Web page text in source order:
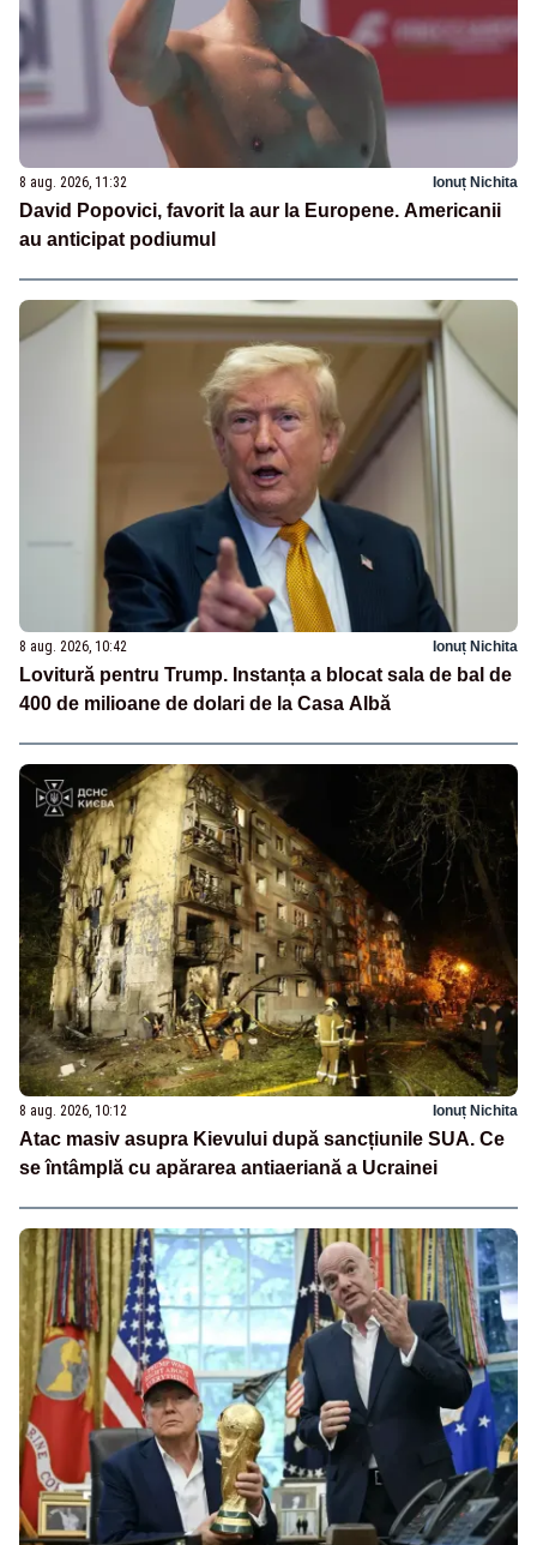
8 aug. 2026, 11:32 Ionuț Nichita
David Popovici, favorit la aur la Europene. Americanii
au anticipat podiumul
8 aug. 2026, 10:42 Ionuț Nichita
Lovitură pentru Trump. Instanța a blocat sala de bal de
400 de milioane de dolari de la Casa Albă
8 aug. 2026, 10:12 Ionuț Nichita
Atac masiv asupra Kievului după sancțiunile SUA. Ce
se întâmplă cu apărarea antiaeriană a Ucrainei